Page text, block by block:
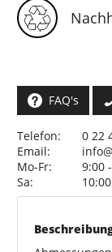
FAQ's
Telefon:
0 22
Email:
Mo-Fr:
9:00
Sa: